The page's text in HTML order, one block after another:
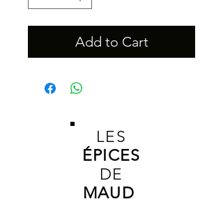
Add to Cart
LES
ÉPICES
DE
MAUD